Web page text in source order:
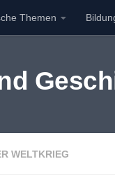
Themen
WELTKRIEG